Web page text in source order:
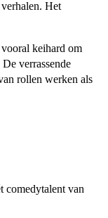
Het
keihard om
verrassende
rollen werken als
comedytalent van